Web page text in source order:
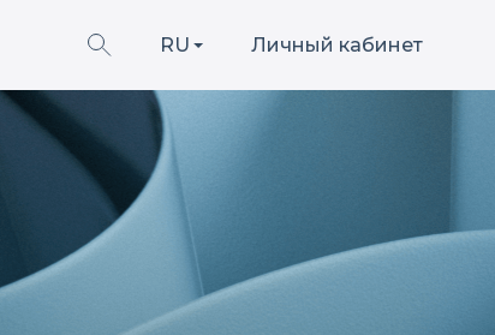
RU Личный кабинет